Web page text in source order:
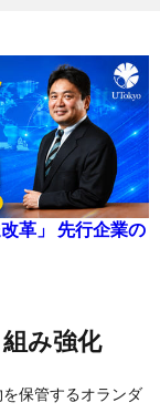
革」 先行企業の
み強化
保管するオランダ